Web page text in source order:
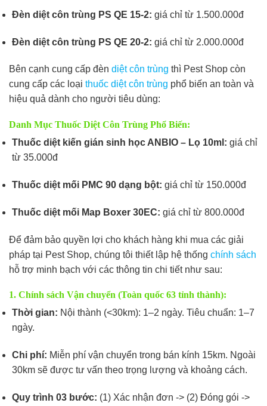
Đèn diệt côn trùng PS QE 15-2: giá chỉ từ 1.500.000đ
Đèn diệt côn trùng PS QE 20-2: giá chỉ từ 2.000.000đ
Bên cạnh cung cấp đèn diệt côn trùng thì Pest Shop còn
cung cấp các loại thuốc diệt côn trùng phổ biến an toàn và
hiệu quả dành cho người tiêu dùng:
Danh Mục Thuốc Diệt Côn Trùng Phổ Biến:
Thuốc diệt kiến gián sinh học ANBIO – Lọ 10ml: giá chỉ
từ 35.000đ
Thuốc diệt mối PMC 90 dạng bột: giá chỉ từ 150.000đ
Thuốc diệt mối Map Boxer 30EC: giá chỉ từ 800.000đ
Để đảm bảo quyền lợi cho khách hàng khi mua các giải
pháp tại Pest Shop, chúng tôi thiết lập hệ thống chính sách
hỗ trợ minh bạch với các thông tin chi tiết như sau:
1. Chính sách Vận chuyển (Toàn quốc 63 tỉnh thành):
Thời gian: Nội thành (<30km): 1–2 ngày. Tiêu chuẩn: 1–7
ngày.
Chi phí: Miễn phí vận chuyển trong bán kính 15km. Ngoài
30km sẽ được tư vấn theo trọng lượng và khoảng cách.
Quy trình 03 bước: (1) Xác nhận đơn -> (2) Đóng gói ->